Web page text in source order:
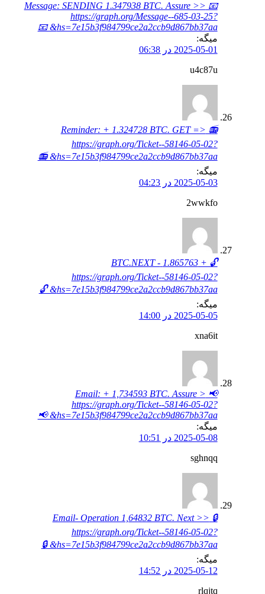
📧 Message: SENDING 1.347938 BTC. Assure >>
https://graph.org/Message--685-03-25?
hs=7e15b3f984799ce2a2ccb9d867bb37aa& 📧
میگه:
2025-05-01 در 06:38
u4c87u
📻 Reminder: + 1.324728 BTC. GET =>
https://graph.org/Ticket--58146-05-02?
hs=7e15b3f984799ce2a2ccb9d867bb37aa& 📻
میگه:
2025-05-03 در 04:23
2wwkfo
🔓 + 1.865763 BTC.NEXT -
https://graph.org/Ticket--58146-05-02?
hs=7e15b3f984799ce2a2ccb9d867bb37aa& 🔓
میگه:
2025-05-05 در 14:00
xna6it
📢 Email: + 1,734593 BTC. Assure >
https://graph.org/Ticket--58146-05-02?
hs=7e15b3f984799ce2a2ccb9d867bb37aa& 📢
میگه:
2025-05-08 در 10:51
sghnqq
🔒 Email- Operation 1,64832 BTC. Next >>
https://graph.org/Ticket--58146-05-02?
hs=7e15b3f984799ce2a2ccb9d867bb37aa& 🔒
میگه:
2025-05-12 در 14:52
rlqjtq